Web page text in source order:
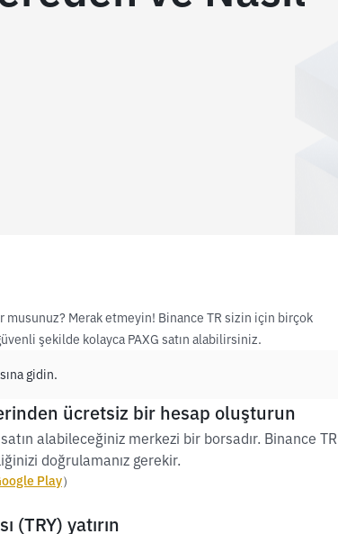
musunuz? Merak etmeyin! Binance TR sizin için birçok
şekilde kolayca PAXG satın alabilirsiniz.
gidin.
ücretsiz bir hesap oluşturun
alabileceğiniz merkezi bir borsadır. Binance TR
doğrulamanız gerekir.
Play）
(TRY) yatırın